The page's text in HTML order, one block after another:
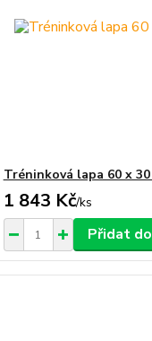
Tréninková lapa 60 x 30
1 843 Kč/ks
Přidat